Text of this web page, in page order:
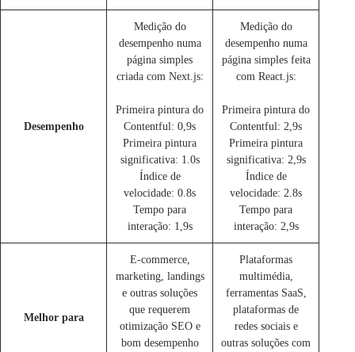
Desempenho
Medição do
desempenho numa
página simples
criada com Next.js:
Primeira pintura do
Contentful: 0,9s
Primeira pintura
significativa: 1.0s
Índice de
velocidade: 0.8s
Tempo para
interação: 1,9s
Medição do
desempenho numa
página simples feita
com React.js:
Primeira pintura do
Contentful: 2,9s
Primeira pintura
significativa: 2,9s
Índice de
velocidade: 2.8s
Tempo para
interação: 2,9s
Melhor para
E-commerce,
marketing, landings
e outras soluções
que requerem
otimização SEO e
bom desempenho
Plataformas
multimédia,
ferramentas SaaS,
plataformas de
redes sociais e
outras soluções com